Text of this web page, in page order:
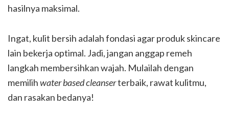
hasilnya maksimal.
Ingat, kulit bersih adalah fondasi agar produk skincare
lain bekerja optimal. Jadi, jangan anggap remeh
langkah membersihkan wajah. Mulailah dengan
memilihwater based cleanserterbaik, rawat kulitmu,
dan rasakan bedanya!